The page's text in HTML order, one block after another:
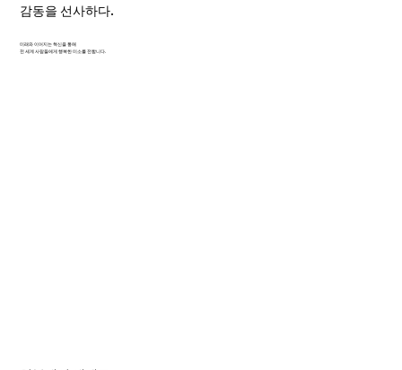
감동을 선사하다.
미래와 이어지는 혁신을 통해
전 세계 사람들에게 행복한 미소를 전합니다.